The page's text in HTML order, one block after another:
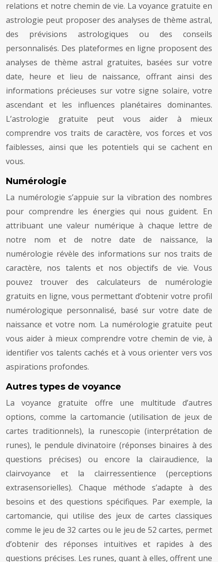
relations et notre chemin de vie. La voyance gratuite en
astrologie peut proposer des analyses de thème astral,
des prévisions astrologiques ou des conseils
personnalisés. Des plateformes en ligne proposent des
analyses de thème astral gratuites, basées sur votre
date, heure et lieu de naissance, offrant ainsi des
informations précieuses sur votre signe solaire, votre
ascendant et les influences planétaires dominantes.
L’astrologie gratuite peut vous aider à mieux
comprendre vos traits de caractère, vos forces et vos
faiblesses, ainsi que les potentiels qui se cachent en
vous.
Numérologie
La numérologie s’appuie sur la vibration des nombres
pour comprendre les énergies qui nous guident. En
attribuant une valeur numérique à chaque lettre de
notre nom et de notre date de naissance, la
numérologie révèle des informations sur nos traits de
caractère, nos talents et nos objectifs de vie. Vous
pouvez trouver des calculateurs de numérologie
gratuits en ligne, vous permettant d’obtenir votre profil
numérologique personnalisé, basé sur votre date de
naissance et votre nom. La numérologie gratuite peut
vous aider à mieux comprendre votre chemin de vie, à
identifier vos talents cachés et à vous orienter vers vos
aspirations profondes.
Autres types de voyance
La voyance gratuite offre une multitude d’autres
options, comme la cartomancie (utilisation de jeux de
cartes traditionnels), la runescopie (interprétation de
runes), le pendule divinatoire (réponses binaires à des
questions précises) ou encore la clairaudience, la
clairvoyance et la clairressentience (perceptions
extrasensorielles). Chaque méthode s’adapte à des
besoins et des questions spécifiques. Par exemple, la
cartomancie, qui utilise des jeux de cartes classiques
comme le jeu de 32 cartes ou le jeu de 52 cartes, permet
d’obtenir des réponses intuitives et rapides à des
questions précises. Les runes, quant à elles, offrent une